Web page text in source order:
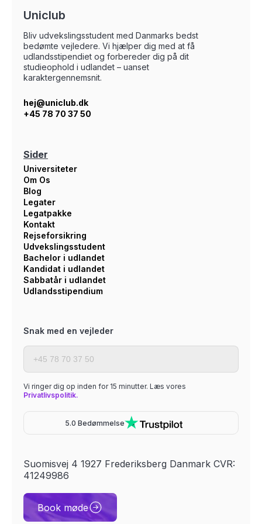
Uniclub
Bliv udvekslingsstudent med Danmarks bedst
bedømte vejledere. Vi hjælper dig med at få
udlandsstipendiet og forbereder dig på dit
studieophold i udlandet – uanset
karaktergennemsnit.
hej@uniclub.dk
+45 78 70 37 50
Sider
Universiteter
Om Os
Blog
Legater
Legatpakke
Kontakt
Rejseforsikring
Udvekslingsstudent
Bachelor i udlandet
Kandidat i udlandet
Sabbatår i udlandet
Udlandsstipendium
Snak med en vejleder
Vi ringer dig op inden for 15 minutter. Læs vores
Privatlivspolitik.
5.0 Bedømmelse
Suomisvej 4 1927 Frederiksberg Danmark CVR:
41249986
Book møde